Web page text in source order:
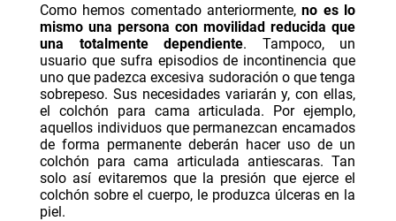
Como hemos comentado anteriormente,no es lo
mismo una persona con movilidad reducida que
una totalmente dependiente. Tampoco, un
usuario que sufra episodios de incontinencia que
uno que padezca excesiva sudoración o que tenga
sobrepeso. Sus necesidades variarán y, con ellas,
el colchón para cama articulada. Por ejemplo,
aquellos individuos que permanezcan encamados
de forma permanente deberán hacer uso de un
colchón para cama articulada antiescaras. Tan
solo así evitaremos que la presión que ejerce el
colchón sobre el cuerpo, le produzca úlceras en la
piel.